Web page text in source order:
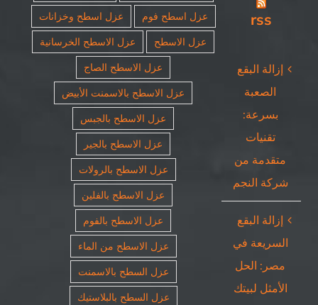
rss
إزالة البقع
الصعبة
بسرعة:
تقنيات
متقدمة من
شركة النجم
إزالة البقع
السريعة في
مصر: الحل
الأمثل لبيتك
عزل اسطح فوم
عزل اسطح وخزانات
عزل الاسطح
عزل الاسطح الخرسانية
عزل الاسطح الصاج
عزل الاسطح بالاسمنت الأبيض
عزل الاسطح بالجبس
عزل الاسطح بالجير
عزل الاسطح بالرولات
عزل الاسطح بالفلين
عزل الاسطح بالفوم
عزل الاسطح من الماء
عزل السطح بالاسمنت
عزل السطح بالبلاستيك